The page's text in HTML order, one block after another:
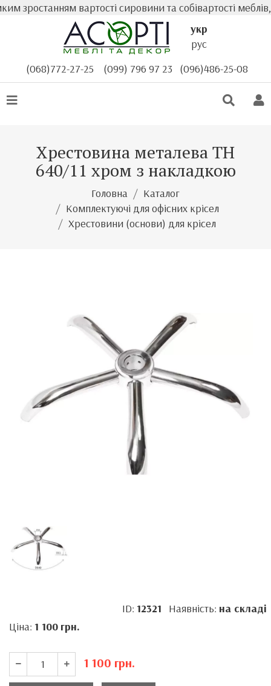
зростанням вартості сировини та собівартості
укр
рус
(068)772-27-25
(099) 796 97 23 (096)486-25-08
Хрестовина металева TH
640/11 хром з накладкою
Головна
Каталог
Комплектуючі для офісних крісел
Хрестовини (основи) для крісел
ID: 12321 Наявність: на складі
Ціна: 1 100 грн.
1 100 грн.